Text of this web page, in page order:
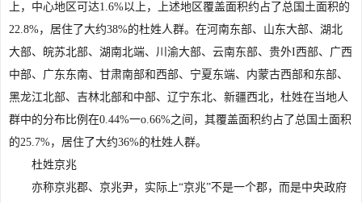
上，中心地区可达1.6%以上，上述地区覆盖面积约占了总国土面积的
22.8%，居住了大约38%的杜姓人群。在河南东部、山东大部、湖北
大部、皖苏北部、湖南北端、川渝大部、云南东部、贵外I西部、广西
中部、广东东南、甘肃南部和西部、宁夏东端、内蒙古西部和东部、
黑龙江北部、吉林北部和中部、辽宁东北、新疆西北，杜姓在当地人
群中的分布比例在0.44%一o.66%之间，其覆盖面积约占了总国土面积
的25.7%，居住了大约36%的杜姓人群。
杜姓京兆
亦称京兆郡、京兆尹，实际上“京兆”不是一个郡，而是中央政府